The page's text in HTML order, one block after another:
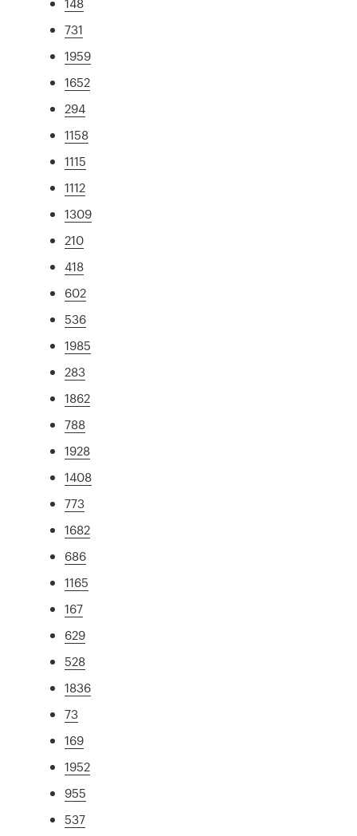
731
1959
1652
294
1158
1115
1112
1309
210
418
602
536
1985
283
1862
788
1928
1408
773
1682
686
1165
167
629
528
1836
73
169
1952
955
537